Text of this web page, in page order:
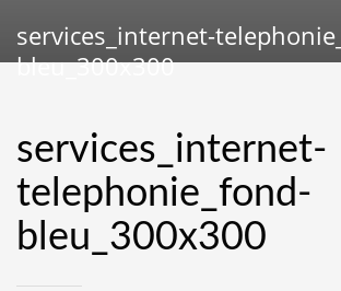
services_internet-
bleu_300x300
services_internet-
telephonie_fond-
bleu_300x300